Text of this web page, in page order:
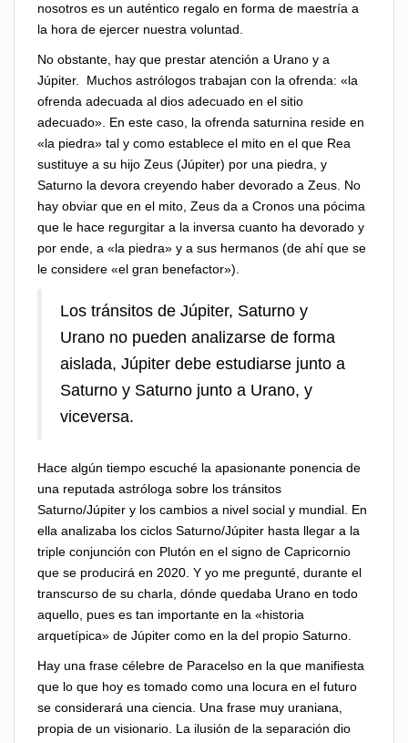
nosotros es un auténtico regalo en forma de maestría a
la hora de ejercer nuestra voluntad.
No obstante, hay que prestar atención a Urano y a
Júpiter. Muchos astrólogos trabajan con la ofrenda: «la
ofrenda adecuada al dios adecuado en el sitio
adecuado». En este caso, la ofrenda saturnina reside en
«la piedra» tal y como establece el mito en el que Rea
sustituye a su hijo Zeus (Júpiter) por una piedra, y
Saturno la devora creyendo haber devorado a Zeus. No
hay obviar que en el mito, Zeus da a Cronos una pócima
que le hace regurgitar a la inversa cuanto ha devorado y
por ende, a «la piedra» y a sus hermanos (de ahí que se
le considere «el gran benefactor»).
Los tránsitos de Júpiter, Saturno y
Urano no pueden analizarse de forma
aislada, Júpiter debe estudiarse junto a
Saturno y Saturno junto a Urano, y
viceversa.
Hace algún tiempo escuché la apasionante ponencia de
una reputada astróloga sobre los tránsitos
Saturno/Júpiter y los cambios a nivel social y mundial. En
ella analizaba los ciclos Saturno/Júpiter hasta llegar a la
triple conjunción con Plutón en el signo de Capricornio
que se producirá en 2020. Y yo me pregunté, durante el
transcurso de su charla, dónde quedaba Urano en todo
aquello, pues es tan importante en la «historia
arquetípica» de Júpiter como en la del propio Saturno.
Hay una frase célebre de Paracelso en la que manifiesta
que lo que hoy es tomado como una locura en el futuro
se considerará una ciencia. Una frase muy uraniana,
propia de un visionario. La ilusión de la separación dio